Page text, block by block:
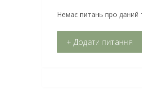
Немає питань про даний
+ Додати питання